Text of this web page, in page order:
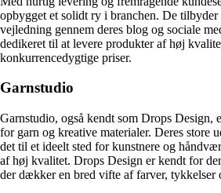
opbygget et solidt ry i branchen. De tilbyder
vejledning gennem deres blog og sociale
dedikeret til at levere produkter af høj
konkurrencedygtige priser.
Garnstudio
Garnstudio, også kendt som Drops Design,
for garn og kreative materialer. Deres store
det til et ideelt sted for kunstnere og
af høj kvalitet. Drops Design er kendt for
der dækker en bred vifte af farver, tykkelser